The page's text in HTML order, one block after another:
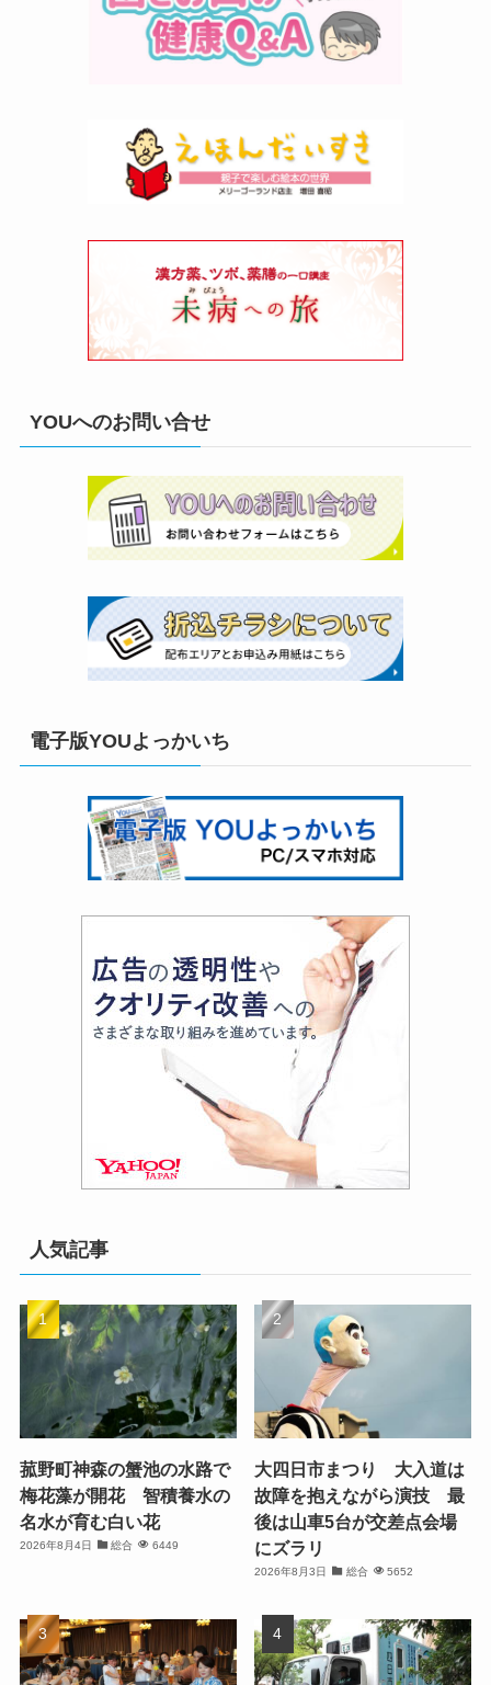
YOUへのお問い合せ
電子版YOUよっかいち
人気記事
菰野町神森の蟹池の水路で
梅花藻が開花 智積養水の
名水が育む白い花
2026年8月4日 総合 6449
大四日市まつり 大入道は
故障を抱えながら演技 最
後は山車5台が交差点会場
にズラリ
2026年8月3日 総合 5652